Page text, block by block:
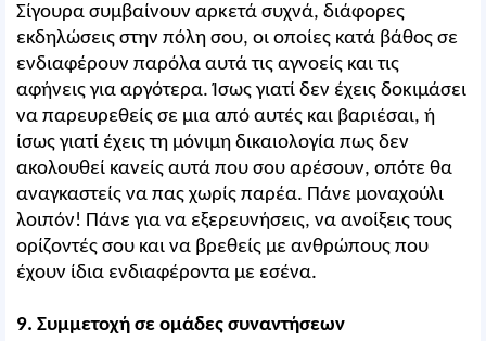
Σίγουρα συμβαίνουν αρκετά συχνά, διάφορες
εκδηλώσεις στην πόλη σου, οι οποίες κατά βάθος σε
ενδιαφέρουν παρόλα αυτά τις αγνοείς και τις
αφήνεις για αργότερα. Ίσως γιατί δεν έχεις δοκιμάσει
να παρευρεθείς σε μια από αυτές και βαριέσαι, ή
ίσως γιατί έχεις τη μόνιμη δικαιολογία πως δεν
ακολουθεί κανείς αυτά που σου αρέσουν, οπότε θα
αναγκαστείς να πας χωρίς παρέα. Πάνε μοναχούλι
λοιπόν! Πάνε για να εξερευνήσεις, να ανοίξεις τους
ορίζοντές σου και να βρεθείς με ανθρώπους που
έχουν ίδια ενδιαφέροντα με εσένα.
9. Συμμετοχή σε ομάδες συναντήσεων